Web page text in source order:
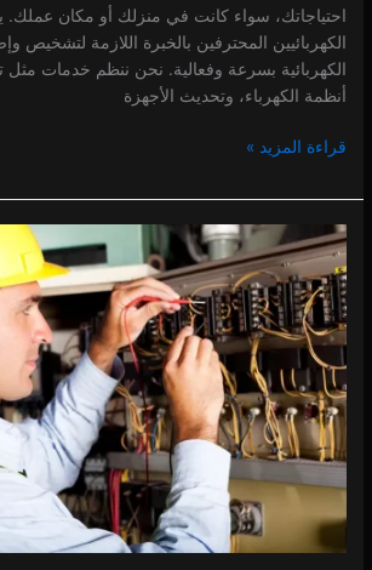
احتياجاتك، سواء كانت في منزلك أو مكان عملك.
الكهربائيين المحترفين بالخبرة اللازمة لتشخيص
الكهربائية بسرعة وفعالية. نحن ننظم خدمات مثل
أنظمة الكهرباء، وتحديث الأجهزة
قراءة المزيد »
كهربائي
في
الراشدية
0 (0)